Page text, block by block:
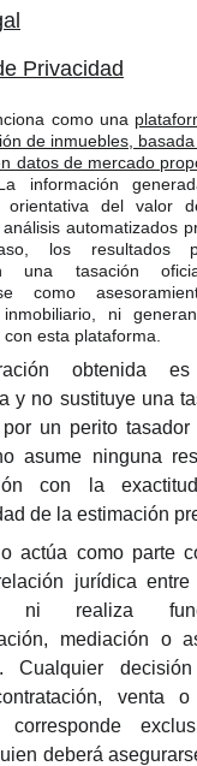
como una
de inmuebles,
datos de mercado
información
orientativa del valor
automatizados
los resultados
una tasación
como
ni
esta plataforma.
obtenida es
y no sustituye una
un perito tasador
asume ninguna
con la
de la estimación
actúa como parte
jurídica
ni realiza
mediación o
Cualquier
venta o
corresponde
deberá
Privacidad